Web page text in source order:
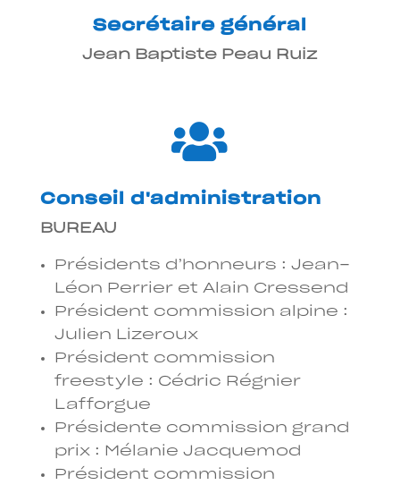
Secrétaire général
Jean Baptiste Peau Ruiz

Conseil d'administration
BUREAU
Présidents d’honneurs : Jean-
Léon Perrier et Alain Cressend
Président commission alpine :
Julien Lizeroux
Président commission
freestyle : Cédric Régnier
Lafforgue
Présidente commission grand
prix : Mélanie Jacquemod
Président commission